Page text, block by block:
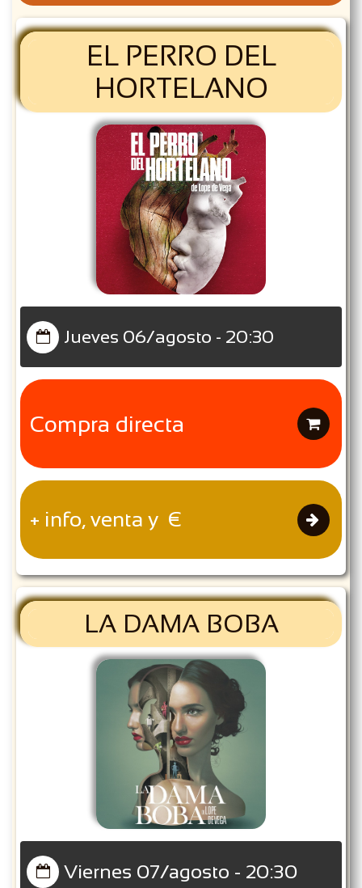
EL PERRO DEL
HORTELANO
Jueves 06/agosto - 20:30

Compra directa 
+ info, venta y € 
LA DAMA BOBA
Viernes 07/agosto - 20:30
